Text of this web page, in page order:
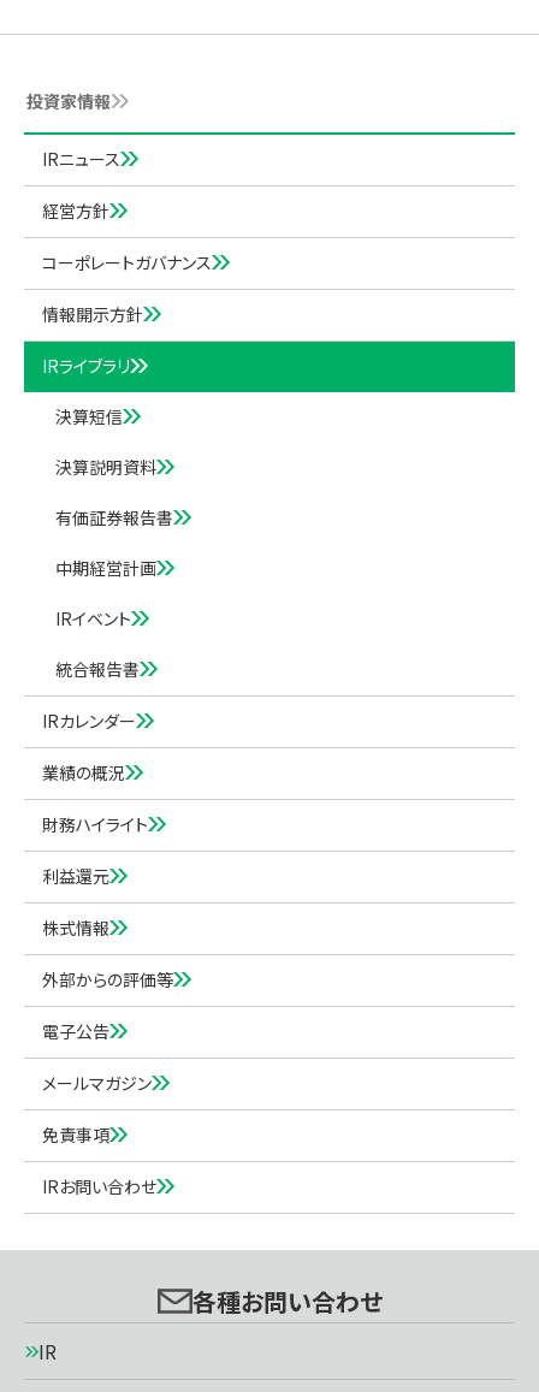
投資家情報
IRニュース
経営方針
コーポレートガバナンス
情報開示方針
IRライブラリ
決算短信
決算説明資料
有価証券報告書
中期経営計画
IRイベント
統合報告書
IRカレンダー
業績の概況
財務ハイライト
利益還元
株式情報
外部からの評価等
電子公告
メールマガジン
免責事項
IRお問い合わせ
各種お問い合わせ
IR